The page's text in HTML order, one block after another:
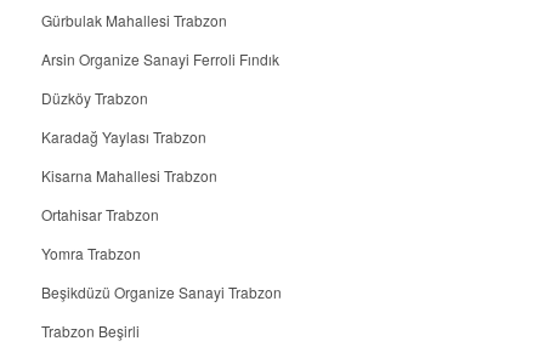
Gürbulak Mahallesi Trabzon
Arsin Organize Sanayi Ferroli Fındık
Düzköy Trabzon
Karadağ Yaylası Trabzon
Kisarna Mahallesi Trabzon
Ortahisar Trabzon
Yomra Trabzon
Beşikdüzü Organize Sanayi Trabzon
Trabzon Beşirli